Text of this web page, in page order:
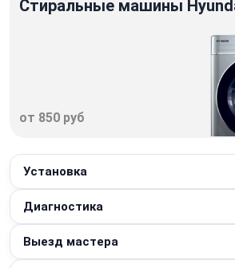
Стиральные машины
от 850 руб
Установка
Диагностика
Выезд мастера